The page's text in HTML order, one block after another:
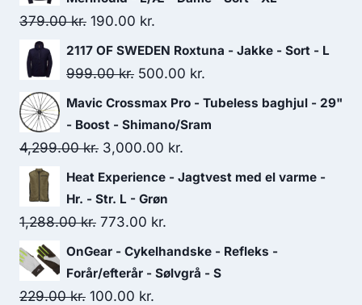
379.00kr. Original
price
was:
190.00 kr.
price
is:
2117 OF SWEDEN Roxtuna - Jakke - Sort - L
999.00kr. Original
price
was:
999.00 kr..
500.00 kr.
price
is:
Mavic Crossmax Pro - Tubeless baghjul - 29"
- Boost - Shimano/Sram
4,299.00kr. Original
price
was:
4,299.00 kr..
3,000.00 kr.
price
Heat Experience - Jagtvest med el varme -
Hr. - Str. L - Grøn
1,288.00kr. Original
price
was:
1,288.00 kr..
773.00 kr.
price
is:
OnGear - Cykelhandske - Refleks -
Forår/efterår - Sølvgrå - S
229.00kr. Original
100.00 kr.